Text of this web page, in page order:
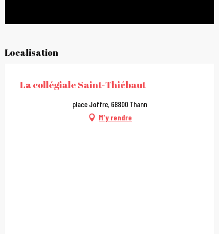
Localisation
La collégiale Saint-Thiébaut
place Joffre, 68800 Thann
M'y rendre